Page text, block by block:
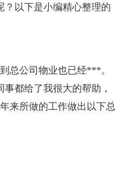
？以下是小编精心整理的
总公司物业也已经***。
都给了我很大的帮助，
来所做的工作做出以下总